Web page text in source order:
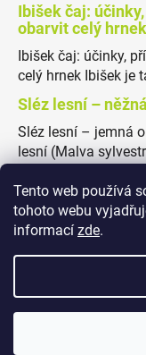
Tento web používá
tohoto webu
informací zde.
Ibišek čaj:
obarvit celý hrnek
Ibišek čaj: účinky,
celý hrnek Ibišek je
Sléz lesní –
Sléz lesní – jemná
lesní (Malva